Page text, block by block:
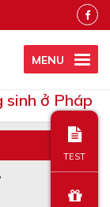
MENU
ở Pháp
TEST